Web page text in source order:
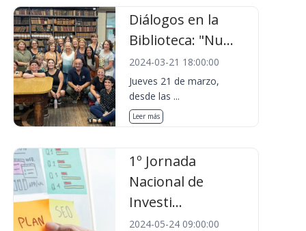
Diálogos en la
Biblioteca: "Nu...
2024-03-21 18:00:00
Jueves 21 de marzo,
desde las ...
Leer más
1º Jornada
Nacional de
Investi...
2024-05-24 09:00:00